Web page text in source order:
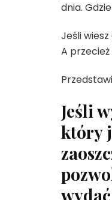
dnia.
Jeśli
A
Jeśli
który